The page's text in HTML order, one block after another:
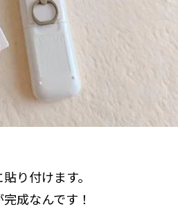
り付けます。
成なんです！